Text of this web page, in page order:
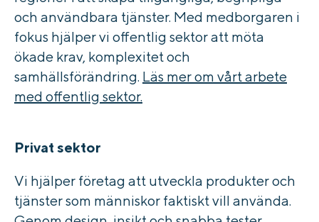
och användbara tjänster. Med medborgaren i
fokus hjälper vi offentlig sektor att möta
ökade krav, komplexitet och
samhällsförändring. Läs mer om vårt arbete
med offentlig sektor.
Privat sektor
Vi hjälper företag att utveckla produkter och
tjänster som människor faktiskt vill använda.